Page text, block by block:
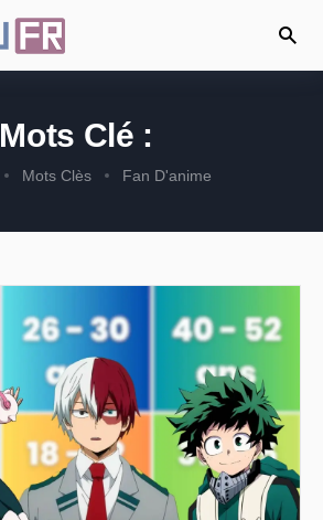
Mots Clé :
Mots Clès Fan D'anime